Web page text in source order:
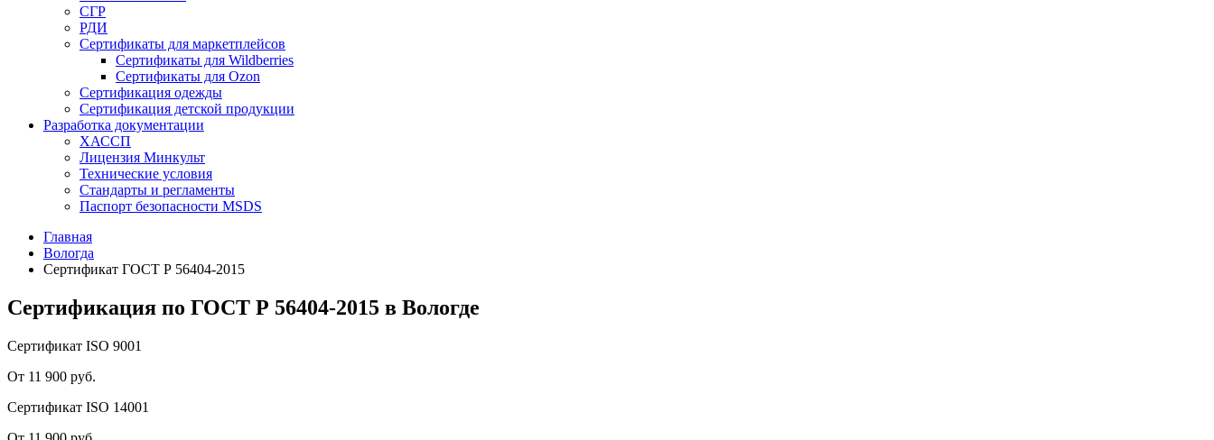
СГР
РДИ
Сертификаты для маркетплейсов
Сертификаты для Wildberries
Сертификаты для Ozon
Сертификация одежды
Сертификация детской продукции
Разработка документации
ХАССП
Лицензия Минкульт
Технические условия
Стандарты и регламенты
Паспорт безопасности MSDS
Главная
Вологда
Сертификат ГОСТ Р 56404-2015
Сертификация по ГОСТ Р 56404-2015 в Вологде
Сертификат ISO 9001
От 11 900 руб.
Сертификат ISO 14001